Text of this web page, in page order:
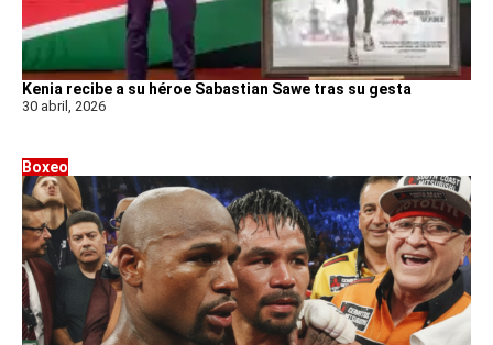
Kenia recibe a su héroe Sabastian Sawe tras su gesta
30 abril, 2026
Boxeo